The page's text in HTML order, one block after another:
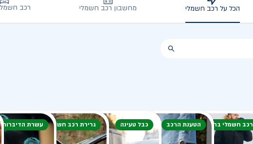
הכל על רכב חשמלי מחשבון רכב חשמלי רכב
רכב חשמלי בחורף הטענת הרכב כבל טעינה גרירת רכב חשמלי עשרת הדיברות